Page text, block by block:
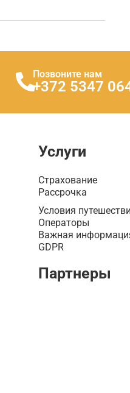
Позвоните нам
+372 5347
Услуги
Страхование
Рассрочка
Условия
Операторы
Важная
GDPR
Партнеры